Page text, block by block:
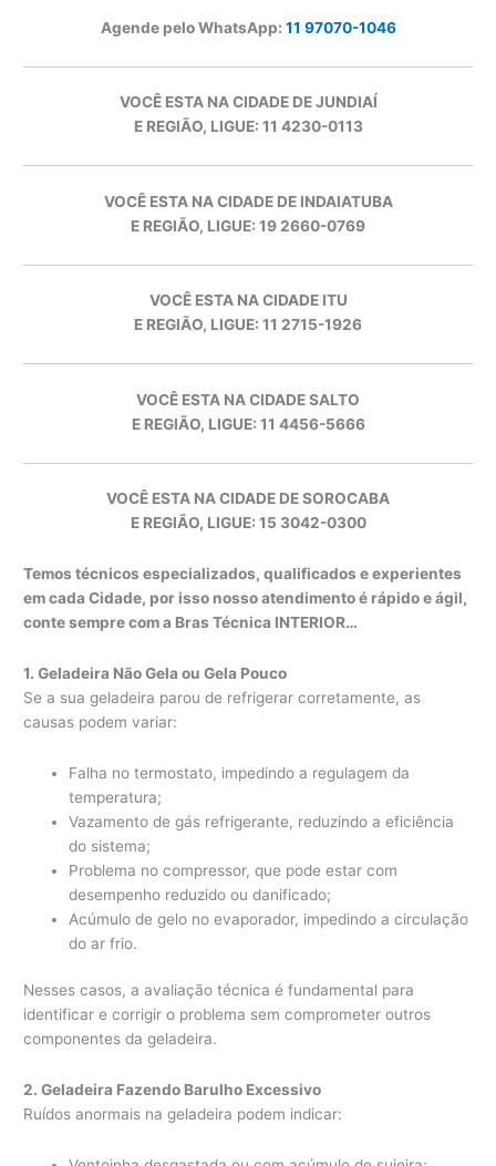
Agende pelo WhatsApp: 11 97070-1046
VOCÊ ESTA NA CIDADE DE JUNDIAÍ
E REGIÃO, LIGUE: 11 4230-0113
VOCÊ ESTA NA CIDADE DE INDAIATUBA
E REGIÃO, LIGUE: 19 2660-0769
VOCÊ ESTA NA CIDADE ITU
E REGIÃO, LIGUE: 11 2715-1926
VOCÊ ESTA NA CIDADE SALTO
E REGIÃO, LIGUE: 11 4456-5666
VOCÊ ESTA NA CIDADE DE SOROCABA
E REGIÃO, LIGUE: 15 3042-0300
Temos técnicos especializados, qualificados e experientes
em cada Cidade, por isso nosso atendimento é rápido e ágil,
conte sempre com a Bras Técnica INTERIOR…
1. Geladeira Não Gela ou Gela Pouco
Se a sua geladeira parou de refrigerar corretamente, as
causas podem variar:
Falha no termostato, impedindo a regulagem da
temperatura;
Vazamento de gás refrigerante, reduzindo a eficiência
do sistema;
Problema no compressor, que pode estar com
desempenho reduzido ou danificado;
Acúmulo de gelo no evaporador, impedindo a circulação
do ar frio.
Nesses casos, a avaliação técnica é fundamental para
identificar e corrigir o problema sem comprometer outros
componentes da geladeira.
2. Geladeira Fazendo Barulho Excessivo
Ruídos anormais na geladeira podem indicar: